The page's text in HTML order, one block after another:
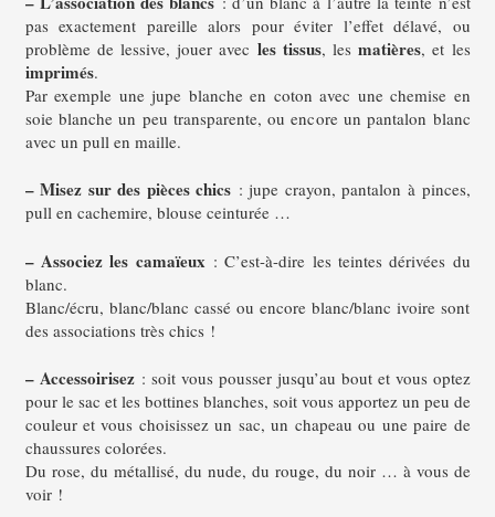
pas exactement pareille alors pour éviter l’effet délavé, ou
problème de lessive, jouer avec les tissus, lesmatières, et les
imprimés.
Par exemple une jupe blanche en coton avec une chemise en
soie blanche un peu transparente, ou encore un pantalon blanc
avec un pull en maille.
– Misez sur des pièces chics : jupe crayon, pantalon à pinces,
pull en cachemire, blouse ceinturée …
– Associez les camaïeux : C’est-à-dire les teintes dérivées du
blanc.
Blanc/écru, blanc/blanc cassé ou encore blanc/blanc ivoire sont
des associations très chics !
– Accessoirisez : soit vous pousser jusqu’au bout et vous optez
pour le sac et les bottines blanches, soit vous apportez un peu de
couleur et vous choisissez un sac, un chapeau ou une paire de
chaussures colorées.
Du rose, du métallisé, du nude, du rouge, du noir … à vous de
voir !